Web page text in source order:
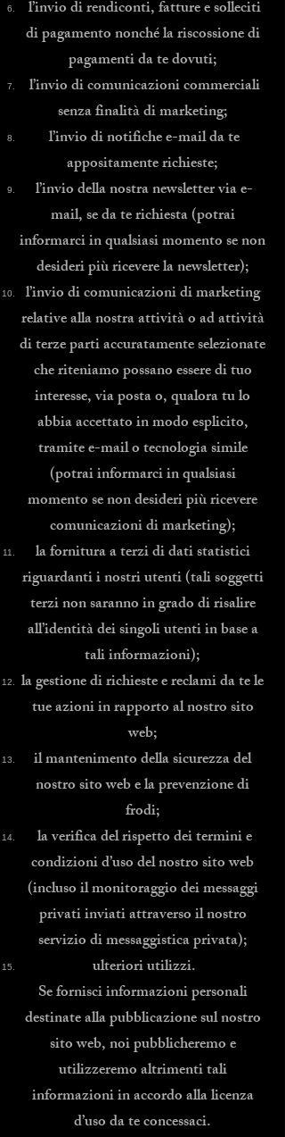
l’invio di rendiconti, fatture e solleciti
di pagamento nonché la riscossione di
pagamenti da te dovuti;
l’invio di comunicazioni commerciali
senza finalità di marketing;
l’invio di notifiche e-mail da te
appositamente richieste;
l’invio della nostra newsletter via e-
mail, se da te richiesta (potrai
informarci in qualsiasi momento se non
desideri più ricevere la newsletter);
l’invio di comunicazioni di marketing
relative alla nostra attività o ad attività
di terze parti accuratamente selezionate
che riteniamo possano essere di tuo
interesse, via posta o, qualora tu lo
abbia accettato in modo esplicito,
tramite e-mail o tecnologia simile
(potrai informarci in qualsiasi
momento se non desideri più ricevere
comunicazioni di marketing);
la fornitura a terzi di dati statistici
riguardanti i nostri utenti (tali soggetti
terzi non saranno in grado di risalire
all’identità dei singoli utenti in base a
tali informazioni);
la gestione di richieste e reclami da te le
tue azioni in rapporto al nostro sito
web;
il mantenimento della sicurezza del
nostro sito web e la prevenzione di
frodi;
la verifica del rispetto dei termini e
condizioni d’uso del nostro sito web
(incluso il monitoraggio dei messaggi
privati inviati attraverso il nostro
servizio di messaggistica privata);
ulteriori utilizzi.
Se fornisci informazioni personali
destinate alla pubblicazione sul nostro
sito web, noi pubblicheremo e
utilizzeremo altrimenti tali
informazioni in accordo alla licenza
d’uso da te concessaci.